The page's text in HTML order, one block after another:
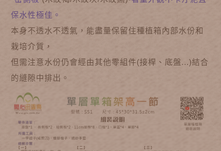
保水性極佳。
本身不透水不透氣，能盡量保留住種植箱內部水份和
栽培介質，
但需注意水份仍會經由其他零組件(接桿、底盤...)結合
的縫隙中排出。